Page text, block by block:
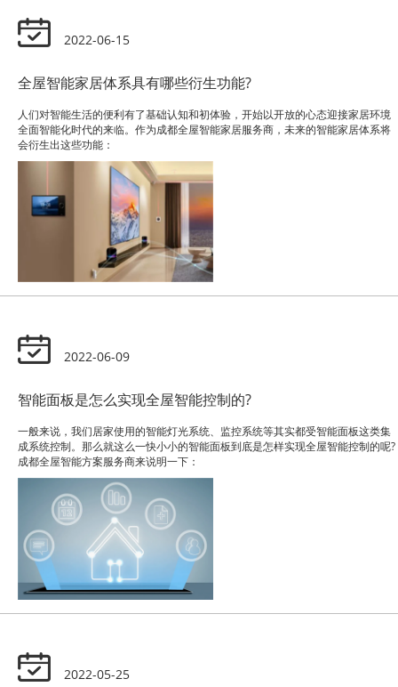
2022-06-15
全屋智能家居体系具有哪些衍生功能?
人们对智能生活的便利有了基础认知和初体验，开始以开放的心态迎接家居环境
全面智能化时代的来临。作为成都全屋智能家居服务商，未来的智能家居体系将
会衍生出这些功能：
2022-06-09
智能面板是怎么实现全屋智能控制的?
一般来说，我们居家使用的智能灯光系统、监控系统等其实都受智能面板这类集
成系统控制。那么就这么一快小小的智能面板到底是怎样实现全屋智能控制的呢?
成都全屋智能方案服务商来说明一下：
2022-05-25